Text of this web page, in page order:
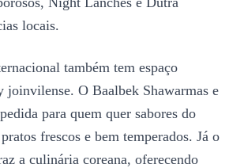
locais.
também tem espaço
joinvilense. O Baalbek Shawarmas e
para quem quer sabores do
frescos e bem temperados. Já o
a culinária coreana, oferecendo